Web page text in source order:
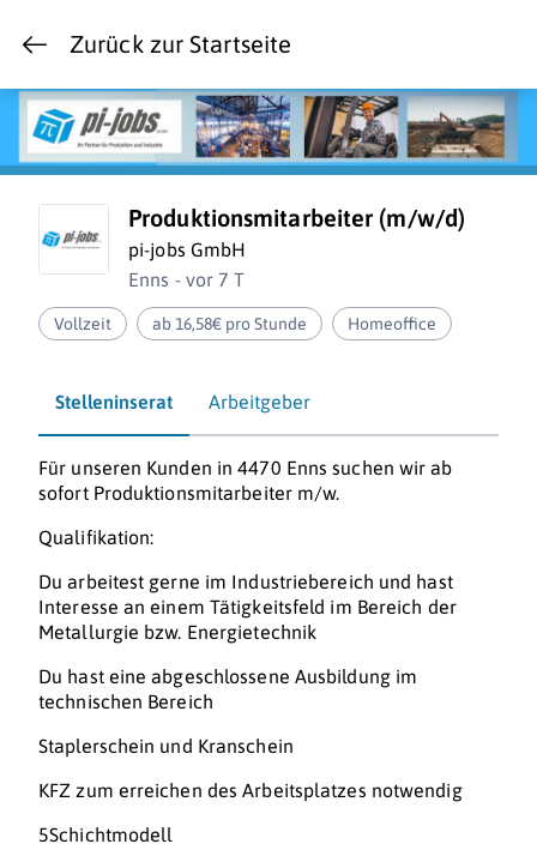
Zurück zur Startseite
Produktionsmitarbeiter (m/w/d)
pi-jobs GmbH
Enns - vor 7 T
Vollzeit ab 16,58€ pro Stunde Homeoffice
Stelleninserat Arbeitgeber
Für unseren Kunden in 4470 Enns suchen wir ab
sofort Produktionsmitarbeiter m/w.
Qualifikation:
Du arbeitest gerne im Industriebereich und hast
Interesse an einem Tätigkeitsfeld im Bereich der
Metallurgie bzw. Energietechnik
Du hast eine abgeschlossene Ausbildung im
technischen Bereich
Staplerschein und Kranschein
KFZ zum erreichen des Arbeitsplatzes notwendig
5Schichtmodell